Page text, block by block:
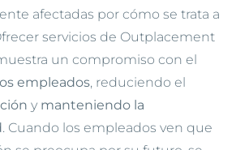
afectadas por cómo se trata a
servicios de Outplacement
un compromiso con el
empleados, reduciendo el
y manteniendo la
. Cuando los empleados ven que